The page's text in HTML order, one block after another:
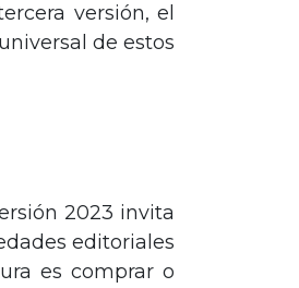
versión, el
de estos
2023 invita
editoriales
es comprar o